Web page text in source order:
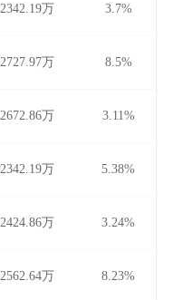
2342.19万 3.7%
2727.97万 8.5%
2672.86万 3.11%
2342.19万 5.38%
2424.86万 3.24%
2562.64万 8.23%